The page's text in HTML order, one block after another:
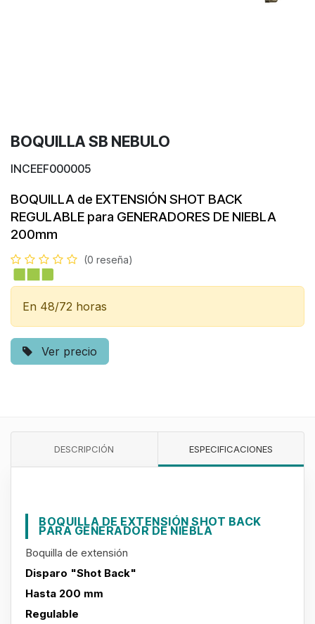
BOQUILLA SB NEBULO
INCEEF000005
BOQUILLA de EXTENSIÓN SHOT BACK
REGULABLE para GENERADORES DE NIEBLA
200mm
(0 reseña)
En 48/72 horas
Ver precio
DESCRIPCIÓN ESPECIFICACIONES
BOQUILLA DE EXTENSIÓN SHOT BACK
PARA GENERADOR DE NIEBLA
Boquilla de extensión
Disparo "Shot Back"
Hasta 200 mm
Regulable